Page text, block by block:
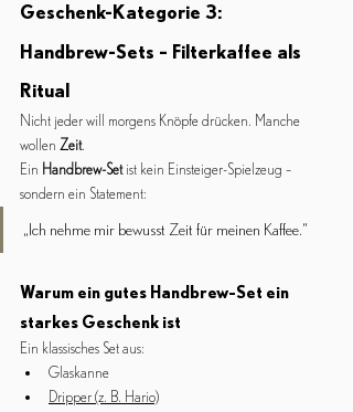
Geschenk-Kategorie 3:
Handbrew-Sets – Filterkaffee als
Ritual
Nicht jeder will morgens Knöpfe drücken. Manche
wollen Zeit.
Ein Handbrew-Set ist kein Einsteiger-Spielzeug –
sondern ein Statement:
„Ich nehme mir bewusst Zeit für meinen Kaffee.“
Warum ein gutes Handbrew-Set ein
starkes Geschenk ist
Ein klassisches Set aus:
Glaskanne
Dripper (z. B. Hario)